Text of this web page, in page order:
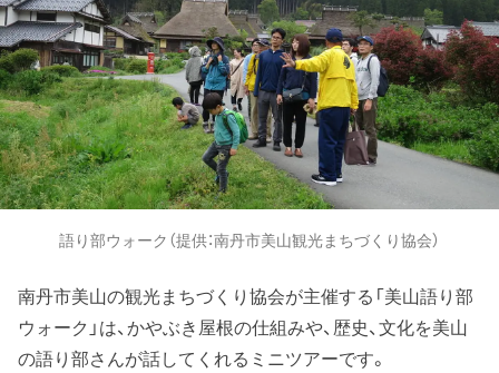
語り部ウォーク（提供：南丹市美山観光まちづくり協会）
南丹市美山の観光まちづくり協会が主催する「美山語り部
ウォーク」は、かやぶき屋根の仕組みや、歴史、文化を美山
の語り部さんが話してくれるミニツアーです。